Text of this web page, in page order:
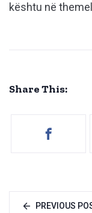
kështu në
Share This:
PREVIOUS